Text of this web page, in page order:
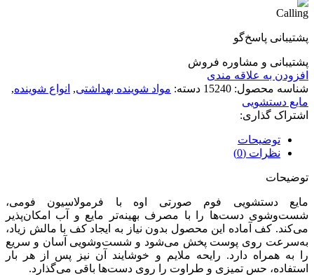
پشتیبانی پاسخ‌گو
پشتیبانی و مشاوره فروش
افزودن به علاقه مندی
شناسه محصول: 15240 دسته: مواد شوینده بهداشتی, انواع شوینده,
مایع دستشویی
اشتراک گذاری:
توضیحات
نظرات (0)
توضیحات
مایع دستشویی فوم صورتی اوه با فرمولاسیون فومی،
شست‌وشوی دست‌ها را با مصرف بهینه‌تر مایع و آب امکان‌پذیر
می‌کند. کف آماده این محصول بدون نیاز به ایجاد کف با مالش زیاد،
به‌سرعت روی پوست پخش می‌شود و شست‌وشویی آسان و سریع
را به همراه دارد. رایحه ملایم و خوشایند آن نیز پس از هر بار
استفاده، حس تمیزی و طراوت را روی دست‌ها باقی می‌گذارد.